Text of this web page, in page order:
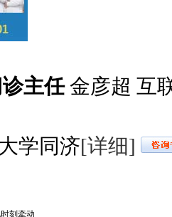
主任金彦超 互
学同济[详细]
刻牵动